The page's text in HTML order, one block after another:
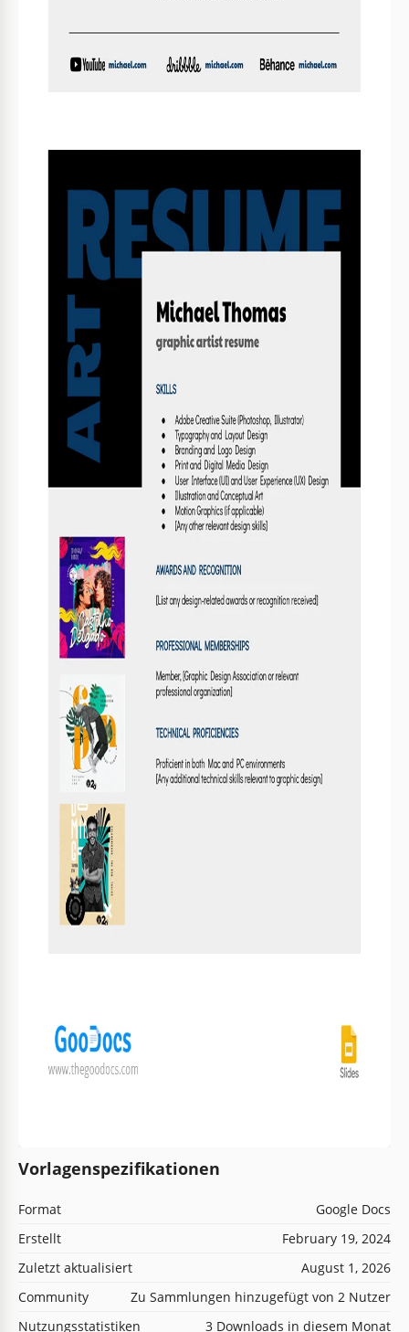
Vorlagenspezifikationen
Format
Google Docs
Erstellt
February 19, 2024
Zuletzt aktualisiert
August 1, 2026
Community
Zu Sammlungen hinzugefügt von 2 Nutzer
Nutzungsstatistiken
3 Downloads in diesem Monat